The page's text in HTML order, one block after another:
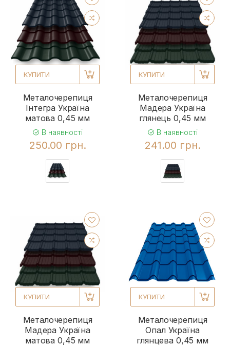
КУПИТИ
Металочерепиця
Інтегра Україна
матова 0,45 мм
В наявності
250.00 грн.
КУПИТИ
Металочерепиця
Мадера Україна
глянець 0,45 мм
В наявності
241.00 грн.
КУПИТИ
Металочерепиця
Мадера Україна
матова 0,45 мм
КУПИТИ
Металочерепиця
Опал Україна
глянцева 0,45 мм